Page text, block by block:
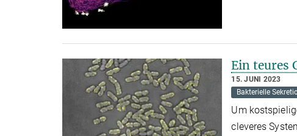
Ein teures
15. JUNI 2023
Bakterielle
Um
cleveres